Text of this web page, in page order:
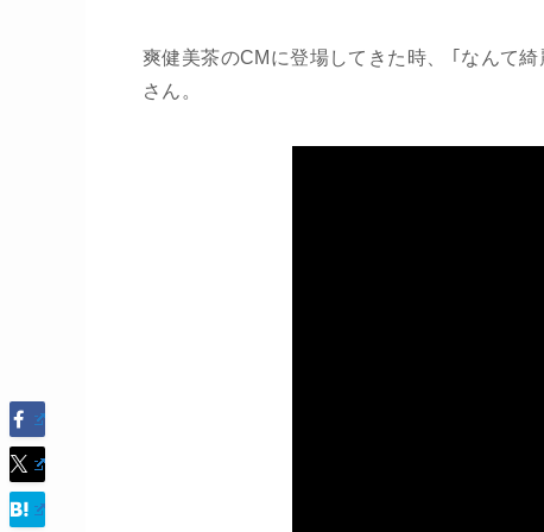
爽健美茶のCMに登場してきた時、 ｢なんて
さん。